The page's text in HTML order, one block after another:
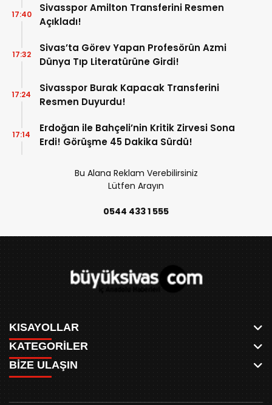
Sivasspor Amilton Transferini Resmen
Açıkladı!
17:40
Sivas’ta Görev Yapan Profesörün Azmi
Dünya Tıp Literatürüne Girdi!
17:32
Sivasspor Burak Kapacak Transferini
Resmen Duyurdu!
17:24
Erdoğan ile Bahçeli’nin Kritik Zirvesi Sona
Erdi! Görüşme 45 Dakika Sürdü!
17:14
Bu Alana Reklam Verebilirsiniz
Lütfen Arayın
0544 433 1 555
KISAYOLLAR
ANASAYFA
AKSU CANLI
MEYDAN CANLI
MEDRESELER CANLI
KATEGORİLER
WHATSAPP
SPOR
SİYASET
BİZE ULAŞIN
0346 221 00 60